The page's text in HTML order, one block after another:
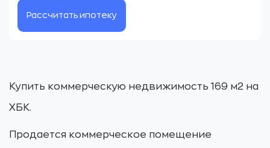
Рассчитать ипотеку
Купить коммерческую недвижимость 169 м2 на
ХБК.
Продается коммерческое помещение